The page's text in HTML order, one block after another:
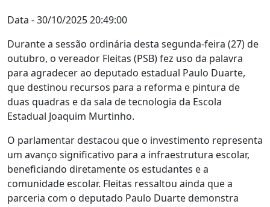
Data - 30/10/2025 20:49:00
Durante a sessão ordinária desta segunda-feira (27) de
outubro, o vereador Fleitas (PSB) fez uso da palavra
para agradecer ao deputado estadual Paulo Duarte,
que destinou recursos para a reforma e pintura de
duas quadras e da sala de tecnologia da Escola
Estadual Joaquim Murtinho.
O parlamentar destacou que o investimento representa
um avanço significativo para a infraestrutura escolar,
beneficiando diretamente os estudantes e a
comunidade escolar. Fleitas ressaltou ainda que a
parceria com o deputado Paulo Duarte demonstra